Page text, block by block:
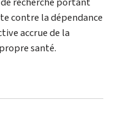
contre la dépendance
accrue de la
santé.